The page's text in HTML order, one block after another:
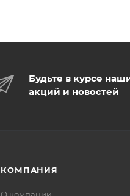
Будьте в курсе
акций и новостей
КОМПАНИЯ